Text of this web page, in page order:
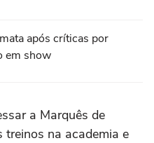
após críticas por
em show
a Marquês de
treinos na academia e